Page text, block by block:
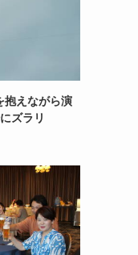
えながら演
ズラリ